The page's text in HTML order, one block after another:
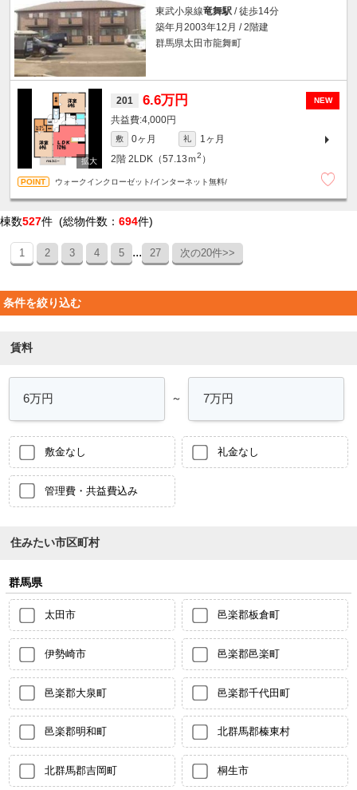
東武小泉線竜舞駅 / 徒歩14分
築年月2003年12月 / 2階建
群馬県太田市龍舞町
NEW
201 6.6万円
4,000円
敷 0ヶ月 礼
1ヶ月
2階 2LDK（57.13ｍ2 ）
ウォークインクローゼット/インターネット無料/
棟数527件 (総物件数： 694件)
1 2 3 4 5 ... 27 次の20件>>
条件を絞り込む
賃料
～
敷金なし 礼金なし
管理費・共益費込み
住みたい市区町村
群馬県
太田市 邑楽郡板倉町
伊勢崎市 邑楽郡邑楽町
邑楽郡大泉町 邑楽郡千代田町
邑楽郡明和町 北群馬郡榛東村
北群馬郡吉岡町 桐生市